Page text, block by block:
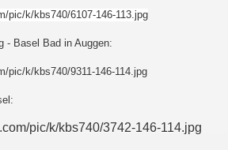
- Basel Bad in Auggen: